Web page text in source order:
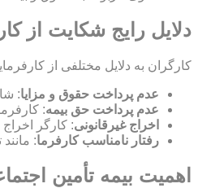
دلایل رایج شکایت از
کارگران به دلایل مختلفی از
عدم پرداخت حقوق و مزایا:
عدم پرداخت حق بیمه: کارفرما موظف است 23% از
اخراج غیرقانونی: کارگر اخراج شده ظرف 30 روز فرصت دارد برای
رفتار نامناسب کارفرما:
اهمیت بیمه تأمین